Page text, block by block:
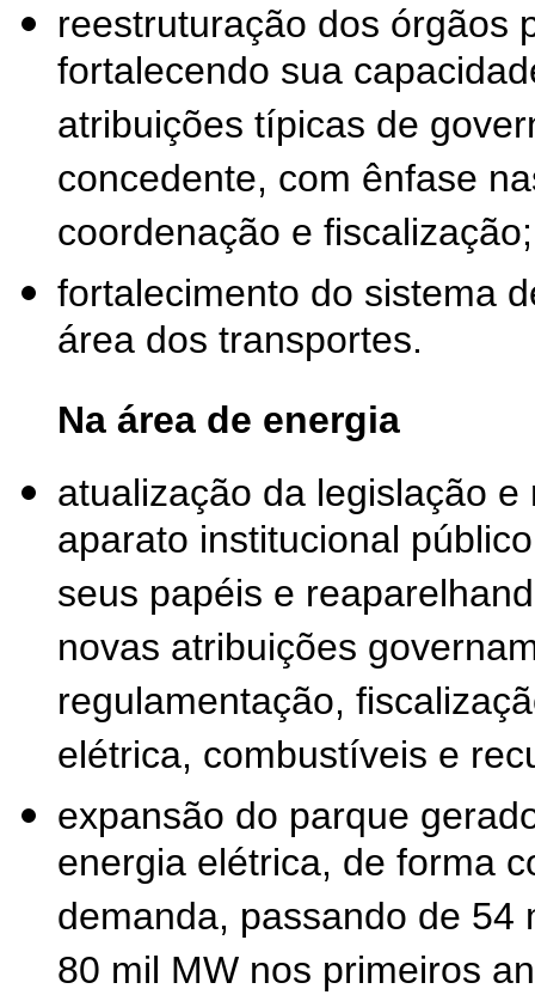
reestruturação dos órgãos
fortalecendo sua
atribuições típicas de
concedente, com ênfase
coordenação e fiscalização;
fortalecimento do sistema
área dos transportes.
Na área de energia
atualização da legislação
aparato institucional
seus papéis e
novas atribuições
regulamentação,
elétrica, combustíveis e
expansão do parque
energia elétrica, de forma
demanda, passando de
80 mil MW nos primeiros